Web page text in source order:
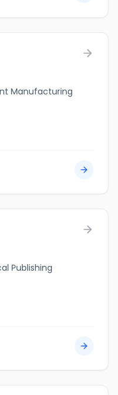
Manufacturing
Publishing